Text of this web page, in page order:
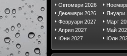
Октомври 2026
Декември 2026
Януари
Февруари 2027
Март
Април 2027
Май
Юни 2027
Юли